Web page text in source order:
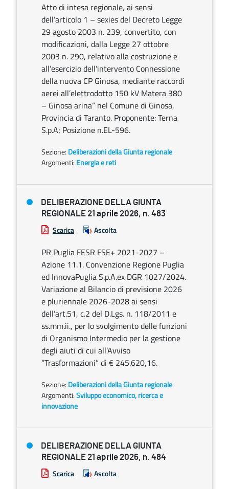
Atto di intesa regionale, ai sensi
dell’articolo 1 – sexies del Decreto Legge
29 agosto 2003 n. 239, convertito, con
modificazioni, dalla Legge 27 ottobre
2003 n. 290, relativo alla costruzione e
all’esercizio dell’intervento Connessione
della nuova CP Ginosa, mediante raccordi
aerei all’elettrodotto 150 kV Matera 380
– Ginosa arina” nel Comune di Ginosa,
Provincia di Taranto. Proponente: Terna
S.p.A; Posizione n.EL-596.
Sezione: Deliberazioni della Giunta regionale
Argomenti: Energia e reti
DELIBERAZIONE DELLA GIUNTA
REGIONALE 21 aprile 2026, n. 483
Scarica Ascolta
PR Puglia FESR FSE+ 2021-2027 –
Azione 11.1. Convenzione Regione Puglia
ed InnovaPuglia S.p.A.ex DGR 1027/2024.
Variazione al Bilancio di previsione 2026
e pluriennale 2026-2028 ai sensi
dell’art.51, c.2 del D.Lgs. n. 118/2011 e
ss.mm.ii., per lo svolgimento delle funzioni
di Organismo Intermedio per la gestione
degli aiuti di cui all’Avviso
“Trasformazioni” di € 245.620,16.
Sezione: Deliberazioni della Giunta regionale
Argomenti:Sviluppo economico, ricerca e
innovazione
DELIBERAZIONE DELLA GIUNTA
REGIONALE 21 aprile 2026, n. 484
Scarica Ascolta